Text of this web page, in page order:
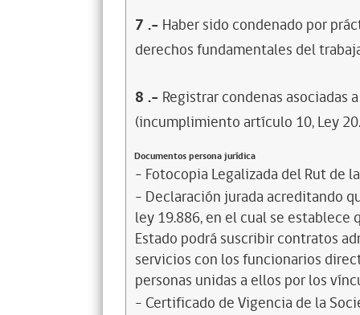
7 .- Haber sido condenado por
derechos fundamentales del
8 .- Registrar condenas asociadas
(incumplimiento artículo 10, Ley
Documentos persona jurídica
- Fotocopia Legalizada del Rut de
- Declaración jurada acreditando
ley 19.886, en el cual se
Estado podrá suscribir contratos
servicios con los funcionarios
personas unidas a ellos por los
- Certificado de Vigencia de la